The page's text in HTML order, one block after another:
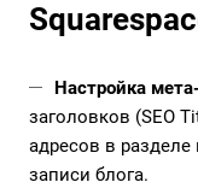
Настройка
заголовков (SEO
адресов в разделе
записи блога.